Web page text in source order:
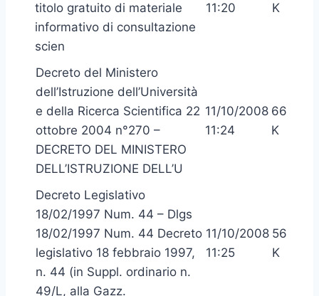
titolo gratuito di materiale
informativo di consultazione
scien
11:20
K
Decreto del Ministero
dell’Istruzione dell’Università
e della Ricerca Scientifica 22
ottobre 2004 n°270 –
DECRETO DEL MINISTERO
DELL’ISTRUZIONE DELL’U
11/10/2008
11:24
66
K
Decreto Legislativo
18/02/1997 Num. 44 – Dlgs
18/02/1997 Num. 44 Decreto
legislativo 18 febbraio 1997,
n. 44 (in Suppl. ordinario n.
49/L, alla Gazz.
11/10/2008
11:25
56
K